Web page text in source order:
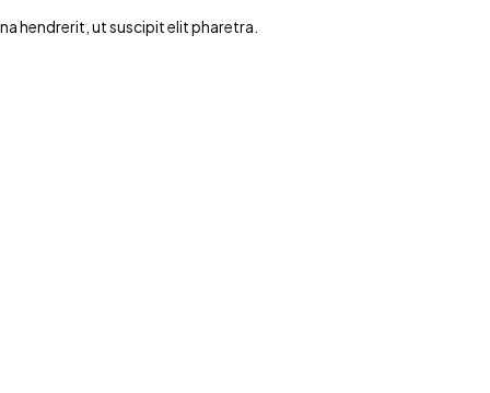
hendrerit, ut suscipit elit pharetra.